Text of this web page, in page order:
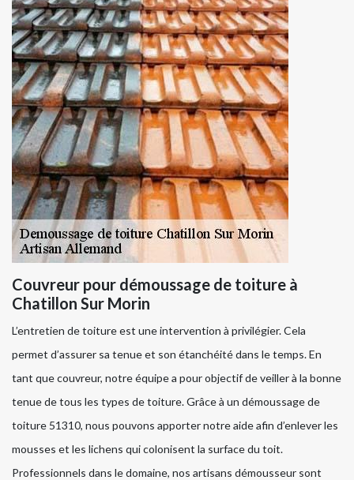
Couvreur pour démoussage de toiture à
Chatillon Sur Morin
L’entretien de toiture est une intervention à privilégier. Cela
permet d’assurer sa tenue et son étanchéité dans le temps. En
tant que couvreur, notre équipe a pour objectif de veiller à la bonne
tenue de tous les types de toiture. Grâce à un démoussage de
toiture 51310, nous pouvons apporter notre aide afin d’enlever les
mousses et les lichens qui colonisent la surface du toit.
Professionnels dans le domaine, nos artisans démousseur sont